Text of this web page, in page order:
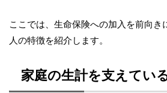
ここでは、生命保険への加入を前向き
人の特徴を紹介します。
家庭の生計を支えてい